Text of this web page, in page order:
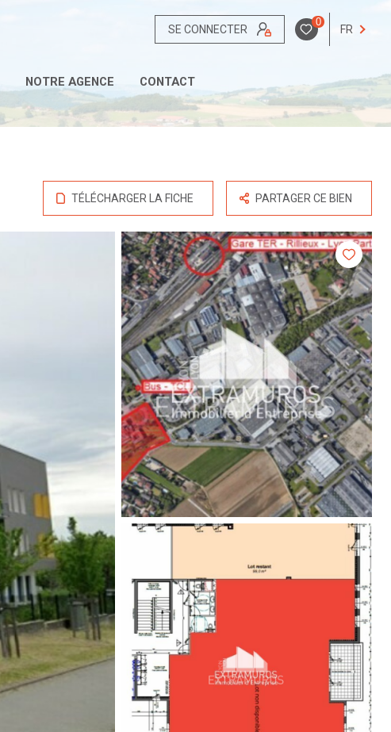
SE CONNECTER
0
FR
NOTRE AGENCE CONTACT
TÉLÉCHARGER LA FICHE PARTAGER CE BIEN